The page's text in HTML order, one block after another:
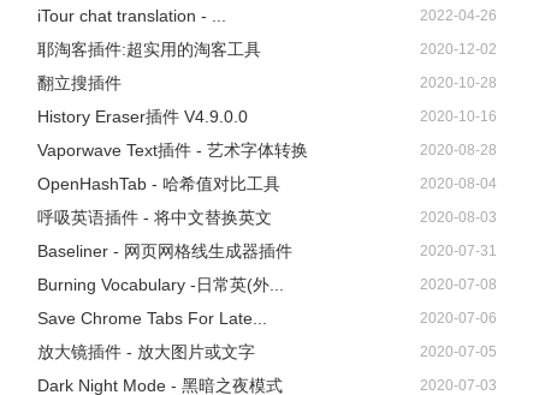
iTour chat translation - ... 2022-04-26
耶淘客插件:超实用的淘客工具 2020-12-02
翻立搜插件 2020-10-28
History Eraser插件 V4.9.0.0 2020-10-16
Vaporwave Text插件 - 艺术字体转换 2020-08-28
OpenHashTab - 哈希值对比工具 2020-08-04
呼吸英语插件 - 将中文替换英文 2020-08-03
Baseliner - 网页网格线生成器插件 2020-07-31
Burning Vocabulary -日常英(外... 2020-07-08
Save Chrome Tabs For Late... 2020-07-06
放大镜插件 - 放大图片或文字 2020-07-05
Dark Night Mode - 黑暗之夜模式 2020-07-03